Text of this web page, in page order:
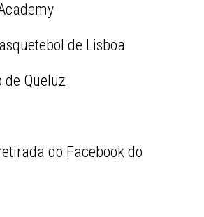
de Lisboa
de Queluz
do Facebook do